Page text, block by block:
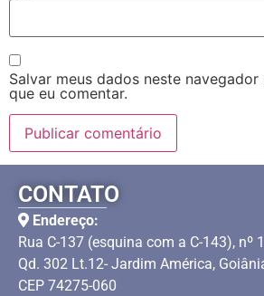
Salvar meus dados neste
que eu comentar.
CONTATO
Endereço:
Rua C-137 (esquina com a C-143), nº
Qd. 302 Lt.12- Jardim América,
CEP 74275-060